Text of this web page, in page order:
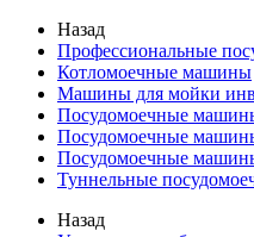
Назад
Профессиональные
Котломоечные машины
Машины для мойки
Посудомоечные
Посудомоечные
Посудомоечные
Туннельные
Назад